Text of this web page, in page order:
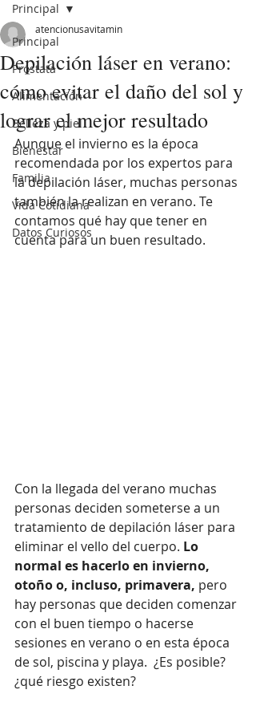
Principal
Próstata
Alimentación
Belleza y piel
Bienestar
Familia
Vida Cotidiana
Datos Curiosos
Principal
Depilación láser en verano:
cómo evitar el daño del sol y
lograr el mejor resultado
atencionusavitamin
Aunque el invierno es la época
recomendada por los expertos para
la depilación láser, muchas personas
también la realizan en verano. Te
contamos qué hay que tener en
cuenta para un buen resultado.
Con la llegada del verano muchas
personas deciden someterse a un
tratamiento de depilación láser para
eliminar el vello del cuerpo. Lo
normal es hacerlo en invierno,
otoño o, incluso, primavera, pero
hay personas que deciden comenzar
con el buen tiempo o hacerse
sesiones en verano o en esta época
de sol, piscina y playa.  ¿Es posible?
¿qué riesgo existen?